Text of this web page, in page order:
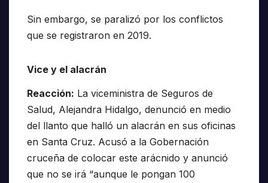
Sin embargo, se paralizó por los conflictos
que se registraron en 2019.
Vice y el alacrán
Reacción: La viceministra de Seguros de
Salud, Alejandra Hidalgo, denunció en medio
del llanto que halló un alacrán en sus oficinas
en Santa Cruz. Acusó a la Gobernación
cruceña de colocar este arácnido y anunció
que no se irá “aunque le pongan 100